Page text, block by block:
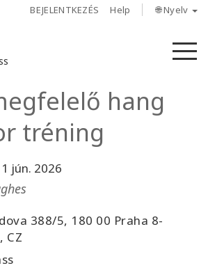
BEJELENTKEZÉS Help 🌐 Nyelv
hang
tréning
jún. 2026
388/5, 180 00 Praha 8-
CZ